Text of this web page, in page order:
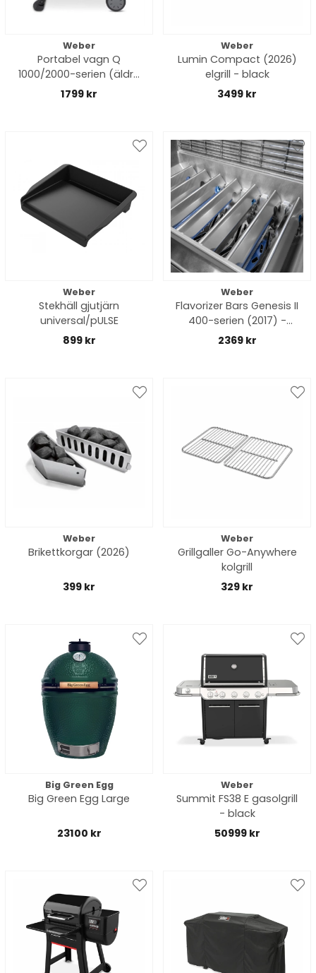
Weber
Portabel vagn Q
1000/2000-serien (äldre
än 2025 modell)
1799 kr
Weber
Lumin Compact (2026)
elgrill - black
3499 kr
Weber
Stekhäll gjutjärn
universal/pULSE
899 kr
Weber
Flavorizer Bars Genesis II
400-serien (2017) -
rostfritt stål
2369 kr
Weber
Brikettkorgar (2026)
399 kr
Weber
Grillgaller Go-Anywhere
kolgrill
329 kr
Big Green Egg
Big Green Egg Large
23100 kr
Weber
Summit FS38 E gasolgrill
- black
50999 kr